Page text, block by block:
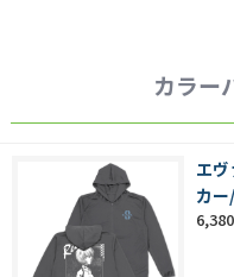
カラー
エ
カー